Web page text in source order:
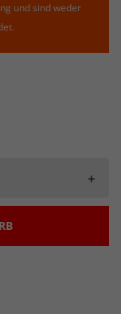
und sind weder
+